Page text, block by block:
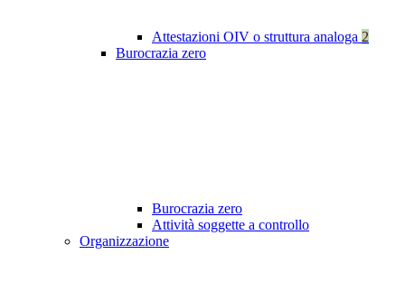
Attestazioni OIV o struttura analoga 2
Burocrazia zero
Burocrazia zero
Attività soggette a controllo
Organizzazione